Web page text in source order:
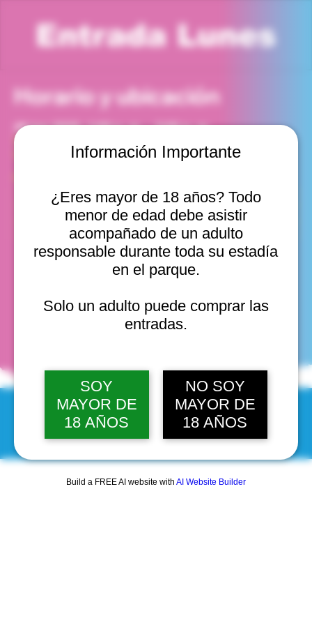
Información Importante
¿Eres mayor de 18 años? Todo
menor de edad debe asistir
acompañado de un adulto
responsable durante toda su estadía
en el parque.
Solo un adulto puede comprar las
entradas.
SOY
MAYOR DE
18 AÑOS
NO SOY
MAYOR DE
18 AÑOS
Build a FREE AI website with AI Website Builder
Entrada Lunes
Horario y ubicación
30 jun 2025, 1:00 p. m. – 2:00 p. m.
Viña del Mar, Cam. Internacional 2440, Viña del Mar,
Valparaíso, Chile
lun, 10 ago, 10:00 a. m.
lun, 10 ago, 11:00 a. m.
lun, 10 ago, 12:00 p. m.
Ver 20
fechas
© 2025 by Scantastic.